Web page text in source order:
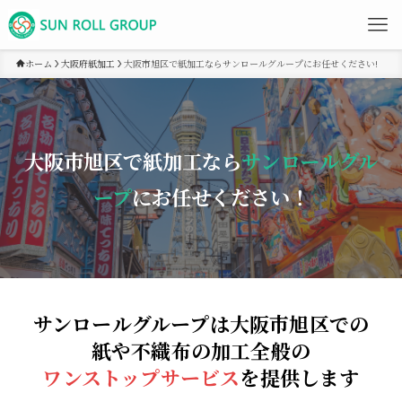
ホーム 大阪府紙加工 大阪市旭区で紙加工ならサンロールグループにお任せください!
大阪市旭区で紙加工ならサンロールグル
ープにお任せください！
サンロールグループは大阪市旭区での
紙や不織布の加工全般の
ワンストップサービスを提供します